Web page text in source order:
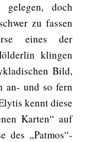
gelegen, doch
zu fassen
eines der
klingen
Bild,
an- und so fern
kennt diese
Karten“ auf
des „Patmos“-